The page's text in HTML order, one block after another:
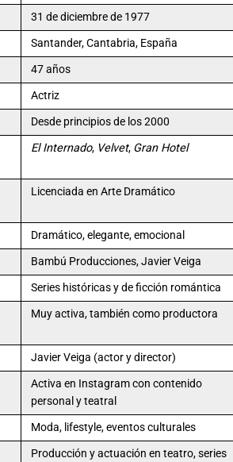
31 de diciembre de 1977
Santander, Cantabria, España
47 años
Actriz
Desde principios de los 2000
El Internado, Velvet, Gran Hotel
Licenciada en Arte Dramático
Dramático, elegante, emocional
Bambú Producciones, Javier Veiga
Series históricas y de ficción romántica
Muy activa, también como productora
Javier Veiga (actor y director)
Activa en Instagram con contenido
personal y teatral
Moda, lifestyle, eventos culturales
Producción y actuación en teatro, series